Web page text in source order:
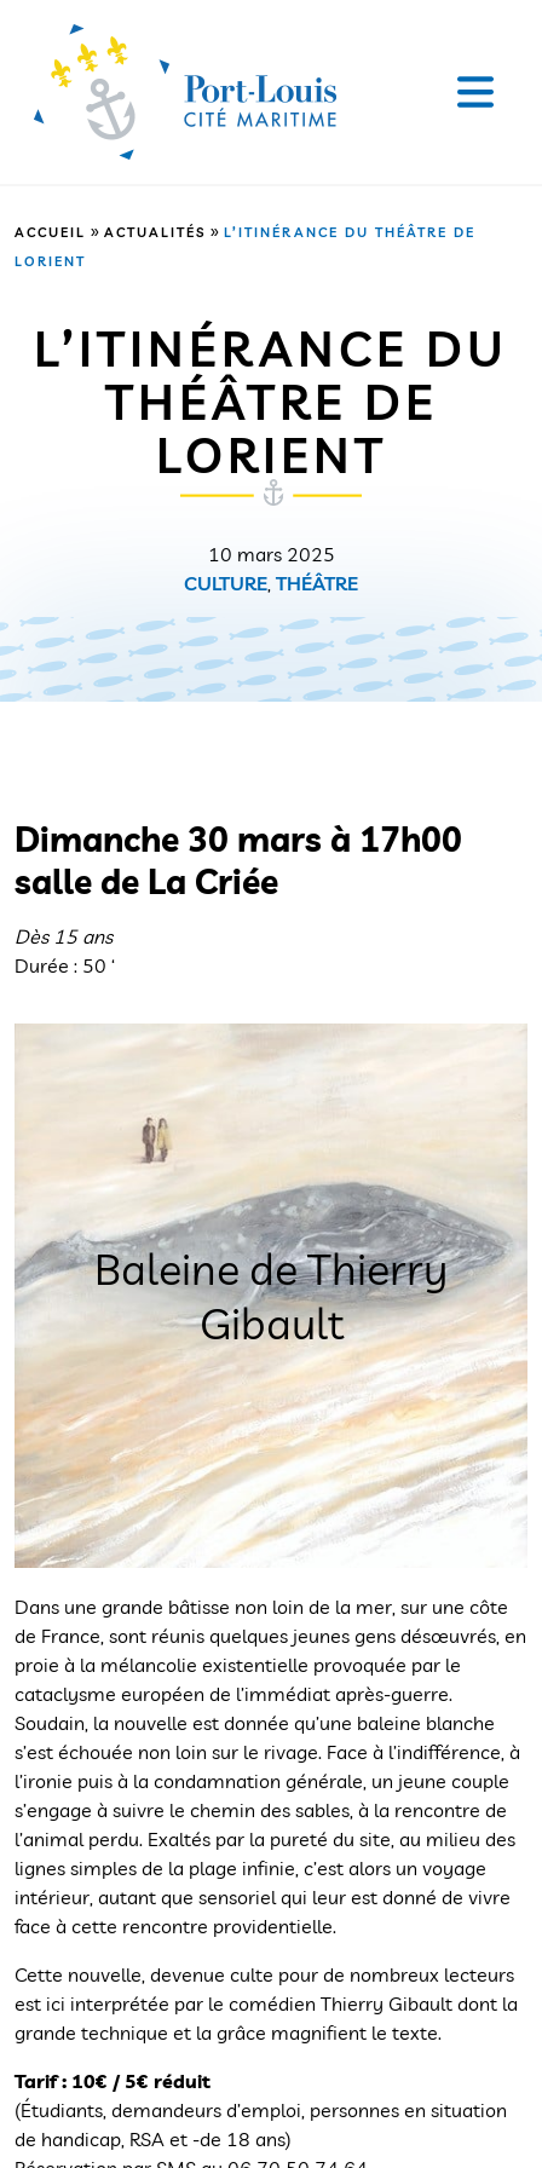
ACCUEIL » ACTUALITÉS » L’ITINÉRANCE DU THÉÂTRE DE
LORIENT
L’ITINÉRANCE DU
THÉÂTRE DE
LORIENT
10 mars 2025
CULTURE,THÉÂTRE
Dimanche 30 mars à 17h00
salle de La Criée
Dès 15 ans
Durée : 50 ‘
Baleine de Thierry
Gibault
Dans une grande bâtisse non loin de la mer, sur une côte
de France, sont réunis quelques jeunes gens désœuvrés, en
proie à la mélancolie existentielle provoquée par le
cataclysme européen de l’immédiat après-guerre.
Soudain, la nouvelle est donnée qu’une baleine blanche
s’est échouée non loin sur le rivage. Face à l’indifférence, à
l’ironie puis à la condamnation générale, un jeune couple
s’engage à suivre le chemin des sables, à la rencontre de
l’animal perdu. Exaltés par la pureté du site, au milieu des
lignes simples de la plage infinie, c’est alors un voyage
intérieur, autant que sensoriel qui leur est donné de vivre
face à cette rencontre providentielle.
Cette nouvelle, devenue culte pour de nombreux lecteurs
est ici interprétée par le comédien Thierry Gibault dont la
grande technique et la grâce magnifient le texte.
Tarif : 10€ / 5€ réduit
(Étudiants, demandeurs d’emploi, personnes en situation
de handicap, RSA et -de 18 ans)